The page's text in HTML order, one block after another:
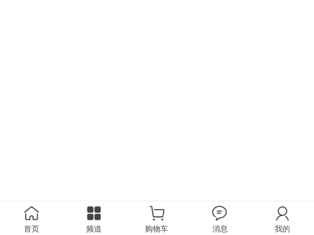
首页 频道 购物车 消息 我的